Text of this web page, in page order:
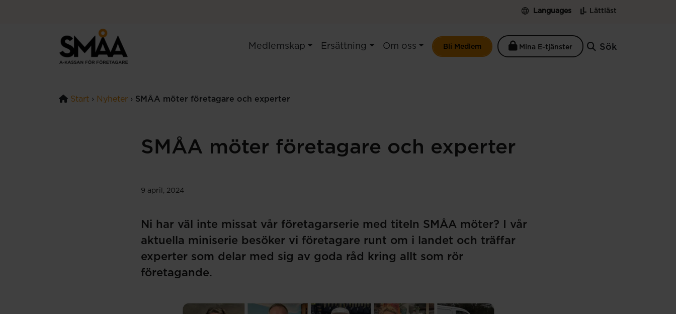
Languages Lättläst
Medlemskap Ersättning Om oss Bli Medlem Mina E-tjänster Sök
Start › Nyheter › SMÅA möter företagare och experter
SMÅA möter företagare och experter
9 april, 2024
Ni har väl inte missat vår företagarserie med titeln SMÅA möter? I vår
aktuella miniserie besöker vi företagare runt om i landet och träffar
experter som delar med sig av goda råd kring allt som rör
företagande.